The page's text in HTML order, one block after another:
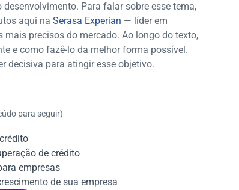
Para falar sobre esse tema,
aqui na Serasa Experian — líder em
precisos do mercado. Ao longo do texto,
e como fazê-lo da melhor forma possível.
decisiva para atingir esse objetivo.
para seguir)
de crédito
empresas
de sua empresa